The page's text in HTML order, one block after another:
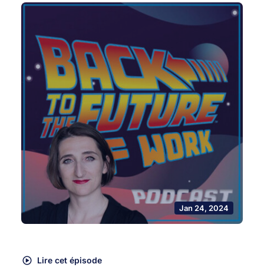
Jan 24, 2024
Lire cet épisode